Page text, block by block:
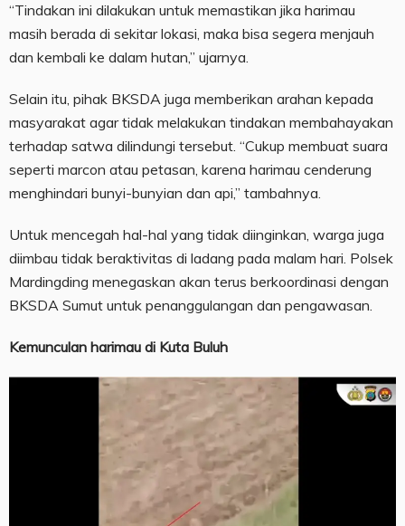
“Tindakan ini dilakukan untuk memastikan jika harimau
masih berada di sekitar lokasi, maka bisa segera menjauh
dan kembali ke dalam hutan,” ujarnya.
Selain itu, pihak BKSDA juga memberikan arahan kepada
masyarakat agar tidak melakukan tindakan membahayakan
terhadap satwa dilindungi tersebut. “Cukup membuat suara
seperti marcon atau petasan, karena harimau cenderung
menghindari bunyi-bunyian dan api,” tambahnya.
Untuk mencegah hal-hal yang tidak diinginkan, warga juga
diimbau tidak beraktivitas di ladang pada malam hari. Polsek
Mardingding menegaskan akan terus berkoordinasi dengan
BKSDA Sumut untuk penanggulangan dan pengawasan.
Kemunculan harimau di Kuta Buluh